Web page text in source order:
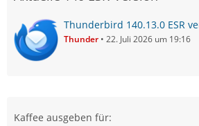
Thunderbird 140.13.0 ESR
Thunder 22. Juli 2026 um 19:16
Kaffee ausgeben für: